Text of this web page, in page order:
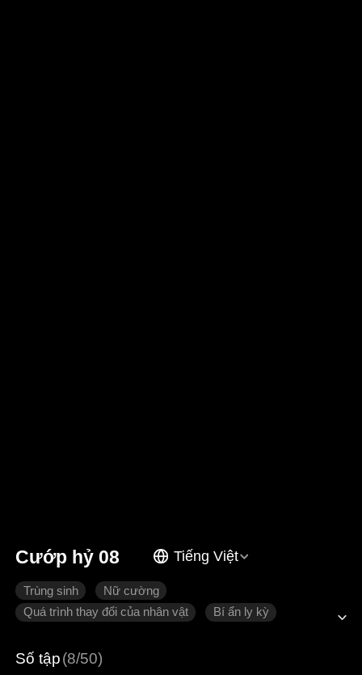
Cướp hỷ 08 Tiếng Việt
Trùng sinh
Nữ cường
Quá trình thay đổi của nhân vật
Bí ẩn ly kỳ
Số tập(8/50)